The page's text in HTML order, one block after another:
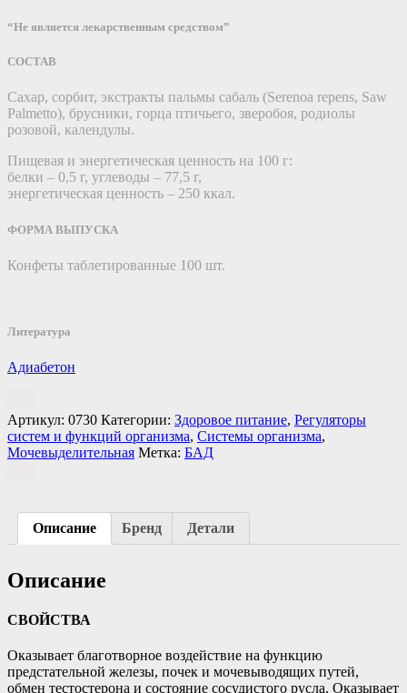
“Не является лекарственным средством”
СОСТАВ
Сахар, сорбит, экстракты пальмы сабаль (Serenoa repens, Saw
Palmetto), брусники, горца птичьего, зверобоя, родиолы
розовой, календулы.
Пищевая и энергетическая ценность на 100 г:
белки – 0,5 г, углеводы – 77,5 г,
энергетическая ценность – 250 ккал.
ФОРМА ВЫПУСКА
Конфеты таблетированные 100 шт.
Литература
Адиабетон
Артикул: 0730 Категории: Здоровое питание, Регуляторы
систем и функций организма, Системы организма,
Мочевыделительная Метка: БАД
Описание Бренд Детали
Описание
СВОЙСТВА
Оказывает благотворное воздействие на функцию
предстательной железы, почек и мочевыводящих путей,
обмен тестостерона и состояние сосудистого русла. Оказывает